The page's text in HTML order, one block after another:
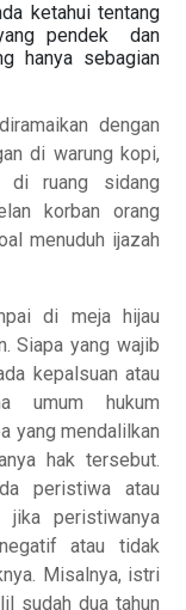
ketahui tentang
pendek
dan
hanya sebagian
dengan
di warung kopi,
ruang sidang
korban orang
menuduh ijazah
di meja hijau
Siapa yang wajib
kepalsuan atau
umum hukum
yang mendalilkan
hak tersebut.
peristiwa atau
jika peristiwanya
atau tidak
Misalnya, istri
sudah dua tahun